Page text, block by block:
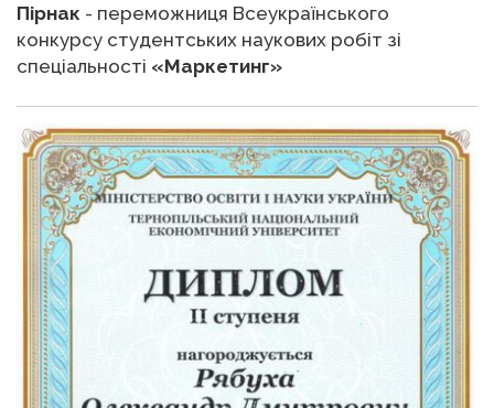
Пірнак - переможниця Всеукраїнського
конкурсу студентських наукових робіт зі
спеціальності «Маркетинг»